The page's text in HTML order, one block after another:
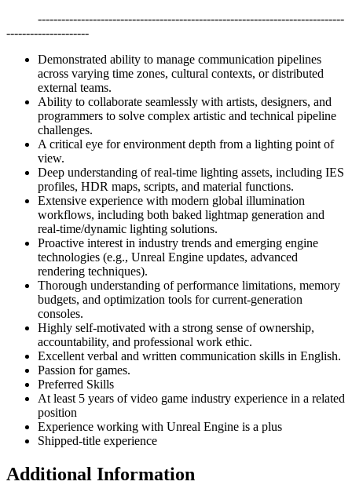
------------------------------------------------------------------------------
---------------------
Demonstrated ability to manage communication pipelines
across varying time zones, cultural contexts, or distributed
external teams.
Ability to collaborate seamlessly with artists, designers, and
programmers to solve complex artistic and technical pipeline
challenges.
A critical eye for environment depth from a lighting point of
view.
Deep understanding of real-time lighting assets, including IES
profiles, HDR maps, scripts, and material functions.
Extensive experience with modern global illumination
workflows, including both baked lightmap generation and
real-time/dynamic lighting solutions.
Proactive interest in industry trends and emerging engine
technologies (e.g., Unreal Engine updates, advanced
rendering techniques).
Thorough understanding of performance limitations, memory
budgets, and optimization tools for current-generation
consoles.
Highly self-motivated with a strong sense of ownership,
accountability, and professional work ethic.
Excellent verbal and written communication skills in English.
Passion for games.
Preferred Skills
At least 5 years of video game industry experience in a related
position
Experience working with Unreal Engine is a plus
Shipped-title experience
Additional Information